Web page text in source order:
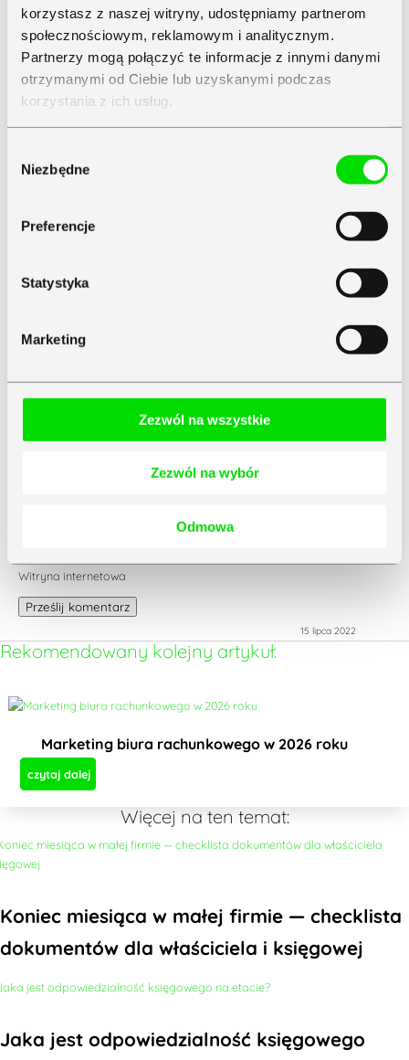
korzystasz z naszej witryny, udostępniamy partnerom
społecznościowym, reklamowym i analitycznym.
Partnerzy mogą połączyć te informacje z innymi danymi
otrzymanymi od Ciebie lub uzyskanymi podczas
korzystania z ich usług.
zgody
Niezbędne
Preferencje
Statystyka
Marketing
Zezwól na wszystkie
Zezwól na wybór
Odmowa
15 lipca 2022
Przeglądaj tematy tego artykułu:
Rozwiązania Ekologiczne
Wyślij komentarz
Komentarz*
Witryna internetowa
Prześlij komentarz
Rekomendowany kolejny artykuł:
Marketing biura rachunkowego w 2026 roku
czytaj dalej
Więcej na ten temat:
Koniec miesiąca w małej firmie — checklista
dokumentów dla właściciela i księgowej
Jaka jest odpowiedzialność księgowego